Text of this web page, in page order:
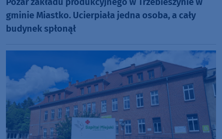
gminie Miastko. Ucierpiała jedna osoba, a cały
budynek spłonął